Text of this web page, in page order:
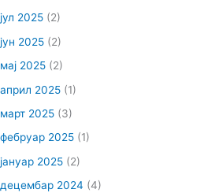
јул 2025 (2)
јун 2025 (2)
мај 2025 (2)
април 2025 (1)
март 2025 (3)
фебруар 2025 (1)
јануар 2025 (2)
децембар 2024 (4)